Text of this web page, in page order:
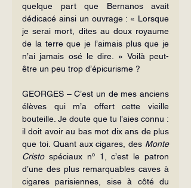
quelque part que Bernanos avait
dédicacé ainsi un ouvrage : « Lorsque
je serai mort, dites au doux royaume
de la terre que je l’aimais plus que je
n’ai jamais osé le dire. » Voilà peut-
être un peu trop d’épicurisme ?
GEORGES – C’est un de mes anciens
élèves qui m’a offert cette vieille
bouteille. Je doute que tu l’aies connu :
il doit avoir au bas mot dix ans de plus
que toi. Quant aux cigares, des Monte
Cristo spéciaux nº 1, c’est le patron
d’une des plus remarquables caves à
cigares parisiennes, sise à côté du